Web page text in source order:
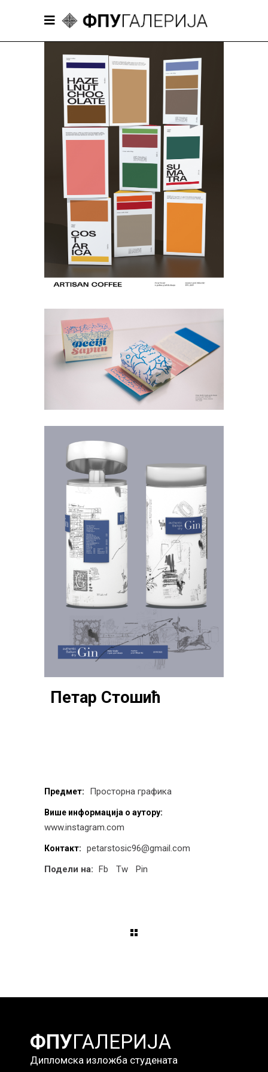
Петар Стошић
Предмет: Просторна графика
Више информација о аутору:
www.instagram.com
Контакт:
petarstosic96@gmail.com
Подели на: Fb Tw Pin
ФПУГАЛЕРИЈА
Дипломска изложба студената